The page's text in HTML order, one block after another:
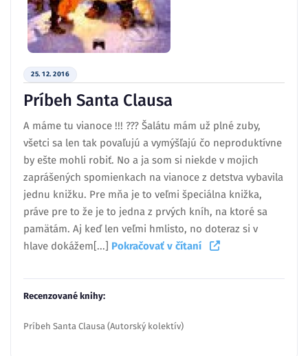
25. 12. 2016
Príbeh Santa Clausa
A máme tu vianoce !!! ??? Šalátu mám už plné zuby,
všetci sa len tak povaľujú a vymýšľajú čo neproduktívne
by ešte mohli robiť. No a ja som si niekde v mojich
zaprášených spomienkach na vianoce z detstva vybavila
jednu knižku. Pre mňa je to veľmi špeciálna knižka,
práve pre to že je to jedna z prvých kníh, na ktoré sa
pamätám. Aj keď len veľmi hmlisto, no doteraz si v
hlave dokážem[...] Pokračovať v čítaní
Recenzované knihy:
Príbeh Santa Clausa (Autorský kolektív)